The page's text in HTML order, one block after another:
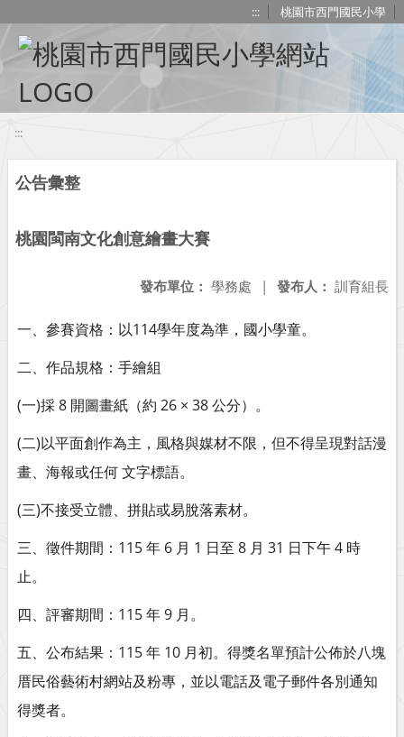
::: 桃園市西門國民小學
:::
公告彙整
桃園閩南文化創意繪畫大賽
發布人： 訓育組長
發布單位： 學務處 |
一、參賽資格：以114學年度為準，國小學童。
二、作品規格：手繪組
(一)採 8 開圖畫紙（約 26 × 38 公分）。
(二)以平面創作為主，風格與媒材不限，但不得呈現對話漫
畫、海報或任何 文字標語。
(三)不接受立體、拼貼或易脫落素材。
三、徵件期間：115 年 6 月 1 日至 8 月 31 日下午 4 時
止。
四、評審期間：115 年 9 月。
五、公布結果：115 年 10 月初。得獎名單預計公佈於八塊
厝民俗藝術村網站及粉專，並以電話及電子郵件各別通知
得獎者。